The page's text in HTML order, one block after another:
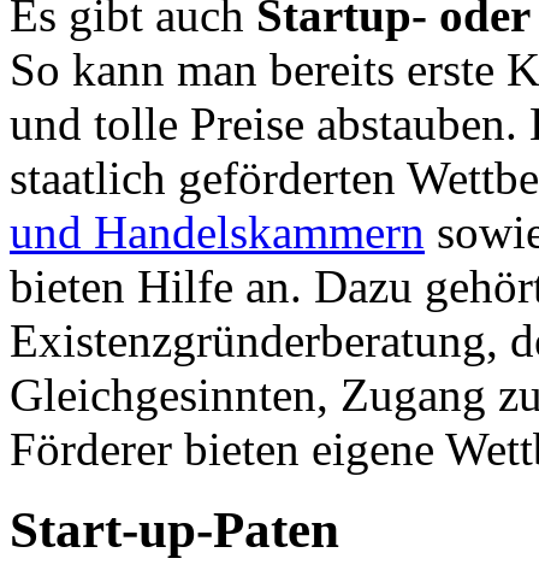
Es gibt auch Startup- oder
So kann man bereits erste
und tolle Preise
staatlich geförderten
und Handelskammern
bieten Hilfe an. Dazu
Existenzgründerberatung,
Gleichgesinnten, Zugang
Förderer bieten eigene
Start-up-Paten